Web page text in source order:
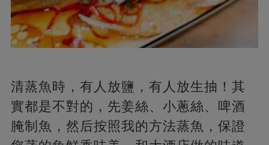
清蒸魚時，有人放鹽，有人放生抽！其
實都是不對的，先姜絲、小蔥絲、啤酒
腌制魚，然后按照我的方法蒸魚，保證